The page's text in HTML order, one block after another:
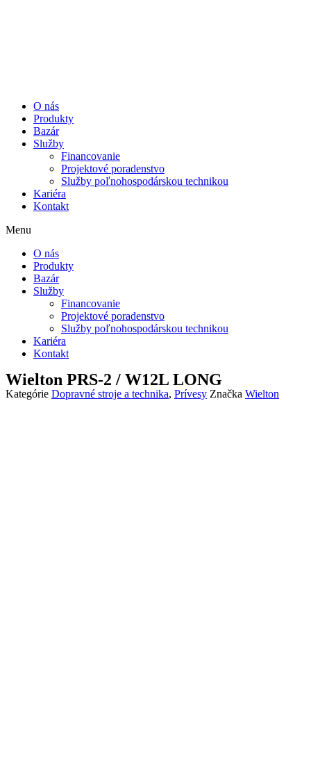
O nás
Produkty
Bazár
Služby
Financovanie
Projektové poradenstvo
Služby poľnohospodárskou technikou
Kariéra
Kontakt
Menu
O nás
Produkty
Bazár
Služby
Financovanie
Projektové poradenstvo
Služby poľnohospodárskou technikou
Kariéra
Kontakt
Wielton PRS-2 / W12L LONG
Kategórie Dopravné stroje a technika, Prívesy Značka Wielton